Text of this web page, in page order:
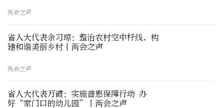
两会之声
省人大代表余习琼：整治农村空中杆线，构
建和谐美丽乡村丨两会之声
两会之声
省人大代表万霞：实施普惠保障行动 办
好“家门口的幼儿园”丨两会之声